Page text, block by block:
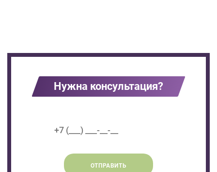
Нужна консультация?
ОТПРАВИТЬ